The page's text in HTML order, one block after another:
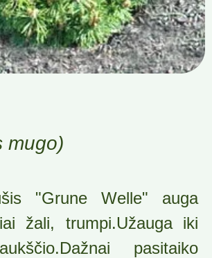
mugo)
"Grune Welle" auga
žali, trumpi.Užauga iki
pasitaiko